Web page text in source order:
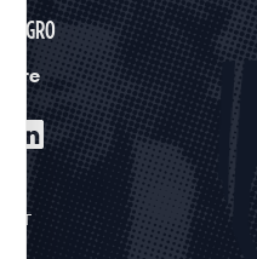
AGRO